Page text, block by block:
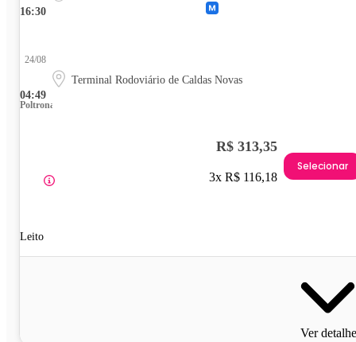
16:30
04:49
24/08
Terminal Rodoviário de Caldas Novas
Poltrona
Leito
R$ 313,35
3x R$ 116,18
Selecionar
Ver